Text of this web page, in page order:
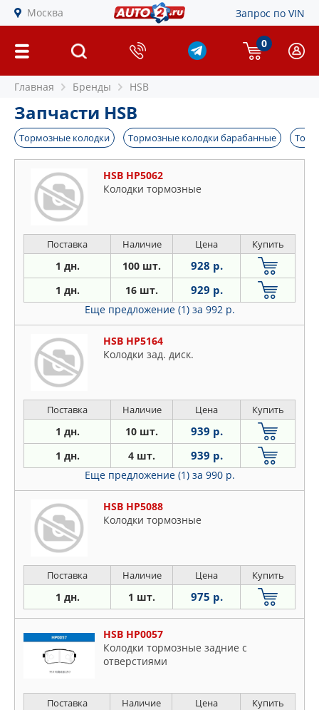
Москва Запрос по VIN
0
Главная Бренды HSB
Запчасти HSB
Тормозные колодки Тормозные колодки барабанные
HSB HP5062
Колодки тормозные
Поставка Наличие Цена Купить
1 дн. 100 шт. 928 р.
1 дн. 16 шт. 929 р.
Еще предложение (1) за 992 р.
HSB HP5164
Колодки зад. диск.
Поставка Наличие Цена Купить
1 дн. 10 шт. 939 р.
1 дн. 4 шт. 939 р.
Еще предложение (1) за 990 р.
HSB HP5088
Колодки тормозные
Поставка Наличие Цена Купить
1 дн. 1 шт. 975 р.
HSB HP0057
Колодки тормозные задние c
отверстиями
Поставка Наличие Цена Купить